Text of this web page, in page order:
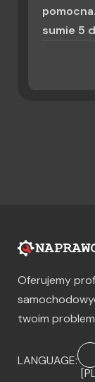
sumie 5
Oferujemy
twoim
LANGUAGE: